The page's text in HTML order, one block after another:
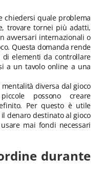
chiedersi quale problema
trovare tornei più adatti,
avversari internazionali o
Questa domanda rende
di elementi da controllare
a un tavolo online a una
diversa dal gioco
possono creare
Per questo è utile
denaro destinato al gioco
mai fondi necessari
durante